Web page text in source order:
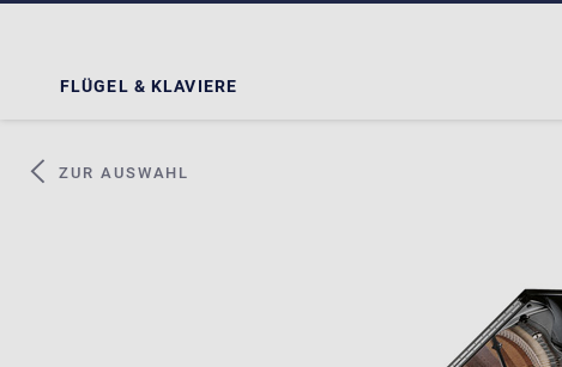
FLÜGEL & KLAVIERE
ZUR AUSWAHL